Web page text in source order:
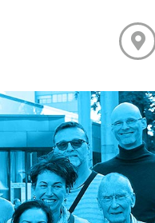
Grundkurs Mediation
Aufbaukurs Mediation
Feedback
Kursarchiv mit Fotos